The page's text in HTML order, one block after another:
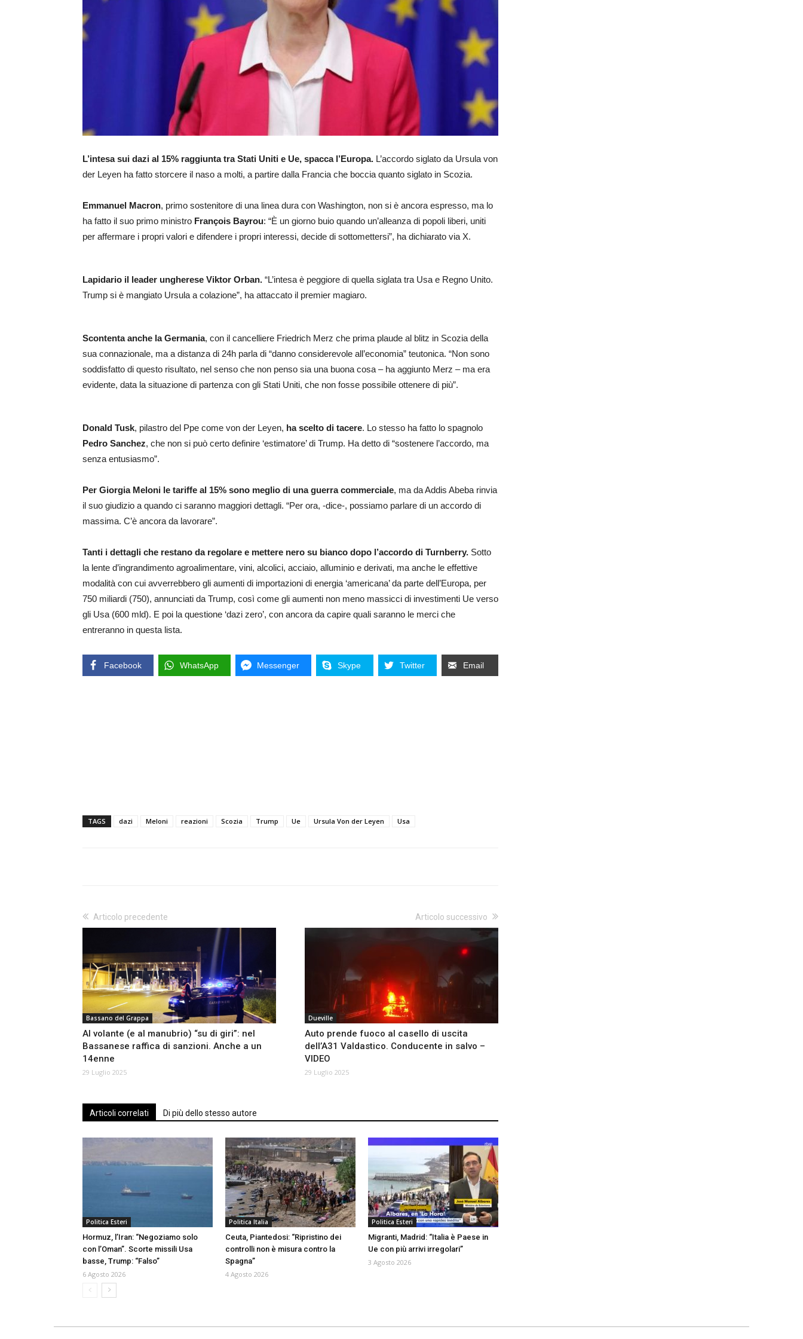
L’intesa sui dazi al 15% raggiunta tra Stati Uniti e Ue, spacca l’Europa. L’accordo siglato da Ursula von
der Leyen ha fatto storcere il naso a molti, a partire dalla Francia che boccia quanto siglato in Scozia.
Emmanuel Macron, primo sostenitore di una linea dura con Washington, non si è ancora espresso, ma lo
ha fatto il suo primo ministro François Bayrou: “È un giorno buio quando un’alleanza di popoli liberi, uniti
per affermare i propri valori e difendere i propri interessi, decide di sottomettersi”, ha dichiarato via X.
Lapidario il leader ungherese Viktor Orban. “L’intesa è peggiore di quella siglata tra Usa e Regno Unito.
Trump si è mangiato Ursula a colazione”, ha attaccato il premier magiaro.
Scontenta anche la Germania, con il cancelliere Friedrich Merz che prima plaude al blitz in Scozia della
sua connazionale, ma a distanza di 24h parla di “danno considerevole all’economia” teutonica. “Non sono
soddisfatto di questo risultato, nel senso che non penso sia una buona cosa – ha aggiunto Merz – ma era
evidente, data la situazione di partenza con gli Stati Uniti, che non fosse possibile ottenere di più”.
Donald Tusk, pilastro del Ppe come von der Leyen, ha scelto di tacere. Lo stesso ha fatto lo spagnolo
Pedro Sanchez, che non si può certo definire ‘estimatore’ di Trump. Ha detto di “sostenere l’accordo, ma
senza entusiasmo”.
Per Giorgia Meloni le tariffe al 15% sono meglio di una guerra commerciale, ma da Addis Abeba rinvia
il suo giudizio a quando ci saranno maggiori dettagli. “Per ora, -dice-, possiamo parlare di un accordo di
massima. C’è ancora da lavorare”.
Tanti i dettagli che restano da regolare e mettere nero su bianco dopo l’accordo di Turnberry. Sotto
la lente d’ingrandimento agroalimentare, vini, alcolici, acciaio, alluminio e derivati, ma anche le effettive
modalità con cui avverrebbero gli aumenti di importazioni di energia ‘americana’ da parte dell’Europa, per
750 miliardi (750), annunciati da Trump, così come gli aumenti non meno massicci di investimenti Ue verso
gli Usa (600 mld). E poi la questione ‘dazi zero’, con ancora da capire quali saranno le merci che
entreranno in questa lista.
Facebook WhatsApp Messenger Skype Twitter Email
TAGS dazi Meloni reazioni Scozia Trump Ue Ursula Von der Leyen Usa
Articolo precedente
Bassano del Grappa
Al volante (e al manubrio) “su di giri”: nel
Bassanese raffica di sanzioni. Anche a un
14enne
29 Luglio 2025
Articolo successivo
Dueville
Auto prende fuoco al casello di uscita
dell’A31 Valdastico. Conducente in salvo –
VIDEO
29 Luglio 2025
Articoli correlati Di più dello stesso autore
Politica Esteri
Hormuz, l’Iran: “Negoziamo solo
con l’Oman”. Scorte missili Usa
basse, Trump: “Falso”
6 Agosto 2026
Politica Italia
Ceuta, Piantedosi: “Ripristino dei
controlli non è misura contro la
Spagna”
4 Agosto 2026
Politica Esteri
Migranti, Madrid: “Italia è Paese in
Ue con più arrivi irregolari”
3 Agosto 2026